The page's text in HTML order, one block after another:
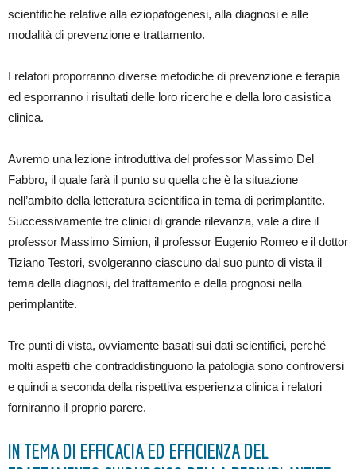
scientifiche relative alla eziopatogenesi, alla diagnosi e alle
modalità di prevenzione e trattamento.
I relatori proporranno diverse metodiche di prevenzione e terapia
ed esporranno i risultati delle loro ricerche e della loro casistica
clinica.
Avremo una lezione introduttiva del professor Massimo Del
Fabbro, il quale farà il punto su quella che è la situazione
nell’ambito della letteratura scientifica in tema di perimplantite.
Successivamente tre clinici di grande rilevanza, vale a dire il
professor Massimo Simion, il professor Eugenio Romeo e il dottor
Tiziano Testori, svolgeranno ciascuno dal suo punto di vista il
tema della diagnosi, del trattamento e della prognosi nella
perimplantite.
Tre punti di vista, ovviamente basati sui dati scientifici, perché
molti aspetti che contraddistinguono la patologia sono controversi
e quindi a seconda della rispettiva esperienza clinica i relatori
forniranno il proprio parere.
IN TEMA DI EFFICACIA ED EFFICIENZA DEL